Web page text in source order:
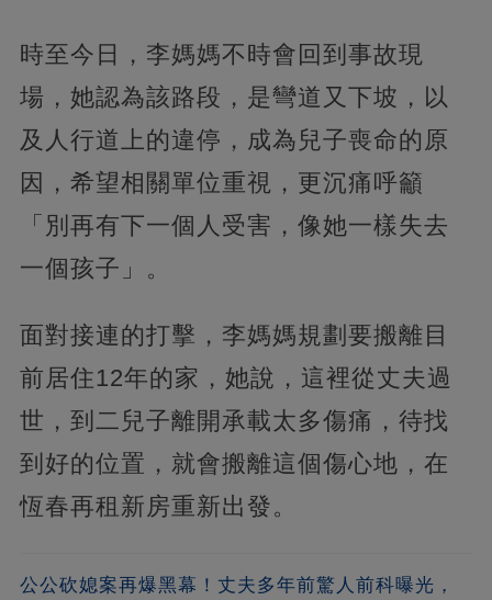
時至今日，李媽媽不時會回到事故現
場，她認為該路段，是彎道又下坡，以
及人行道上的違停，成為兒子喪命的原
因，希望相關單位重視，更沉痛呼籲
「別再有下一個人受害，像她一樣失去
一個孩子」。
面對接連的打擊，李媽媽規劃要搬離目
前居住12年的家，她說，這裡從丈夫過
世，到二兒子離開承載太多傷痛，待找
到好的位置，就會搬離這個傷心地，在
恆春再租新房重新出發。
公公砍媳案再爆黑幕！丈夫多年前驚人前科曝光，